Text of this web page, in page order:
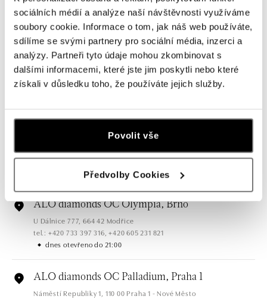
sociálních médií a analýze naší návštěvnosti využíváme
soubory cookie. Informace o tom, jak náš web používáte,
sdílíme se svými partnery pro sociální média, inzerci a
analýzy. Partneři tyto údaje mohou zkombinovat s
dalšími informacemi, které jste jim poskytli nebo které
získali v důsledku toho, že používáte jejich služby.
Povolit vše
Předvolby Cookies
Všechny Česko Slovensko
ALO diamonds OC Forum Nová Karolina,
Ostrava
Jantarová 3344/4, 702 00 Ostrava-Moravská Ostrava
tel.: +420 603 166 013, +420 603 565 187
ALO diamonds OC Nový Smíchov, Praha 5
tel.: +420 603 192 388, +420 733 546 889
dnes otevřeno do 21:00
ALO diamonds OC Olympia, Brno
U Dálnice 777, 664 42 Modřice
tel.: +420 733 397 316, +420 605 231 821
dnes otevřeno do 21:00
ALO diamonds OC Palladium, Praha 1
Náměstí Republiky 1, 110 00 Praha 1 - Nové Město